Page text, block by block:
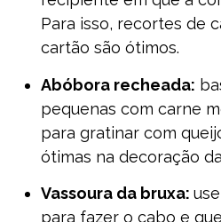
Para isso, recortes de
cartão são ótimos.
Abóbora recheada:
pequenas com carne
para gratinar com
ótimas na decoração
Vassoura da bruxa:
para fazer o cabo e